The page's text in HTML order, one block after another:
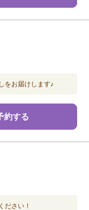
をお届けします♪
約する
ださい！